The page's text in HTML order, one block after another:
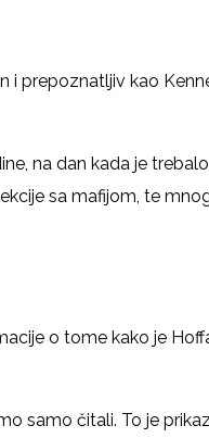
prepoznatljiv kao
na dan kada je
sa mafijom, te
o tome kako je
samo čitali. To je